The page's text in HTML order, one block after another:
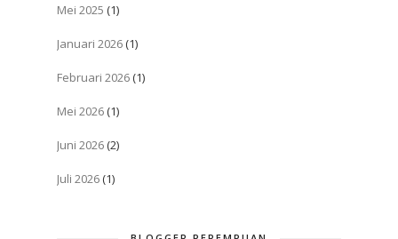
Mei 2025 (1)
Januari 2026 (1)
Februari 2026 (1)
Mei 2026 (1)
Juni 2026 (2)
Juli 2026 (1)